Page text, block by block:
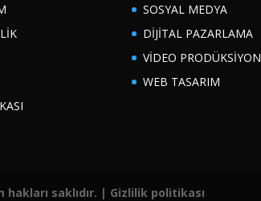
SOSYAL MEDYA
DİJİTAL PAZARLAMA
VİDEO PRODÜKSİYON
WEB TASARIM
saklıdır. | Gizlilik politikası